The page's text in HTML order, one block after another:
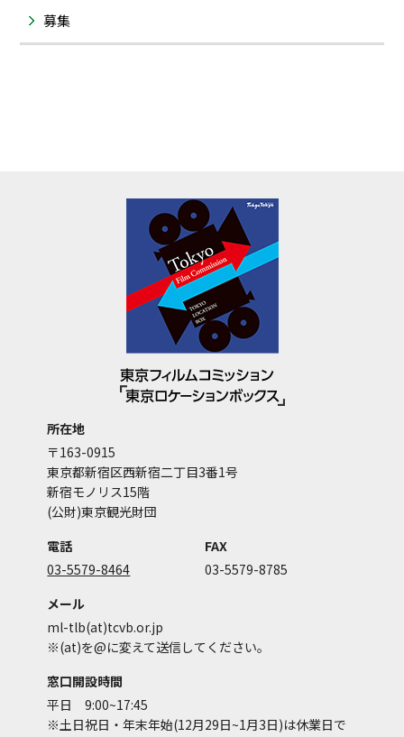
募集
所在地
〒163-0915
東京都新宿区西新宿二丁目3番1号
新宿モノリス15階
(公財)東京観光財団
電話
03-5579-8464
FAX
03-5579-8785
メール
ml-tlb(at)tcvb.or.jp
※(at)を@に変えて送信してください。
窓口開設時間
平日 9:00~17:45
※土日祝日・年末年始(12月29日~1月3日)は休業日で